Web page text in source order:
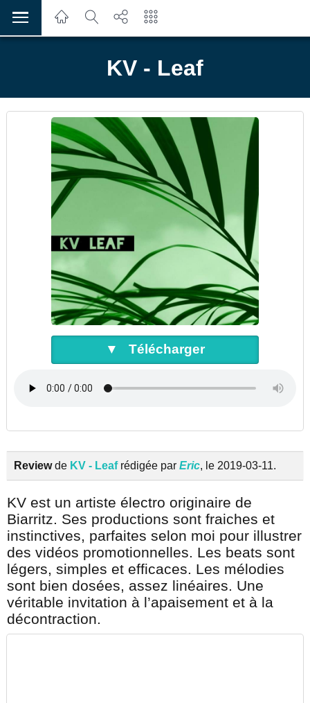
KV - Leaf
▼ Télécharger
Reviewde KV - Leafrédigée par Eric, le 2019-03-11.
KV est un artiste électro originaire de
Biarritz. Ses productions sont fraiches et
instinctives, parfaites selon moi pour illustrer
des vidéos promotionnelles. Les beats sont
légers, simples et efficaces. Les mélodies
sont bien dosées, assez linéaires. Une
véritable invitation à l’apaisement et à la
décontraction.